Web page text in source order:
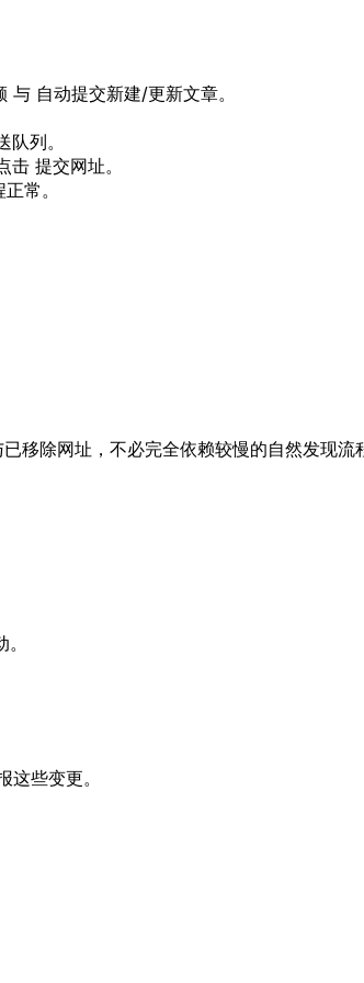
与 自动提交新建/更新文章。
队列。
击 提交网址。
常。
移除网址，不必完全依赖较慢的自然发现流
这些变更。